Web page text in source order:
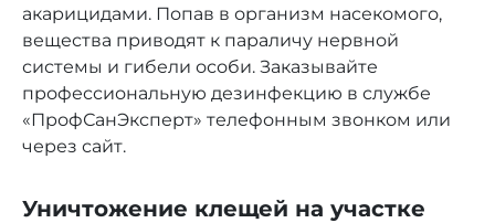
акарицидами. Попав в организм насекомого,
вещества приводят к параличу нервной
системы и гибели особи. Заказывайте
профессиональную дезинфекцию в службе
«ПрофСанЭксперт» телефонным звонком или
через сайт.
Уничтожение клещей на участке